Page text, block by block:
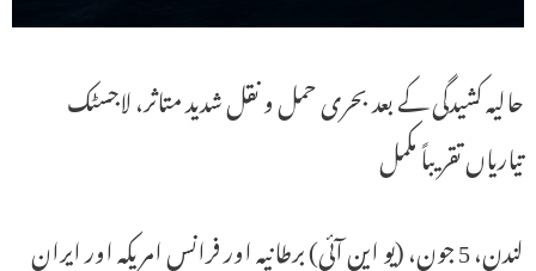
حالیہ کشیدگی کے بعد بحری حمل و نقل شدید متاثر، لاجسٹک
تیاریاں تقریباً مکمل
لندن، 5 جون، (یو این آئی) برطانیہ اور فرانس امریکہ اور ایران